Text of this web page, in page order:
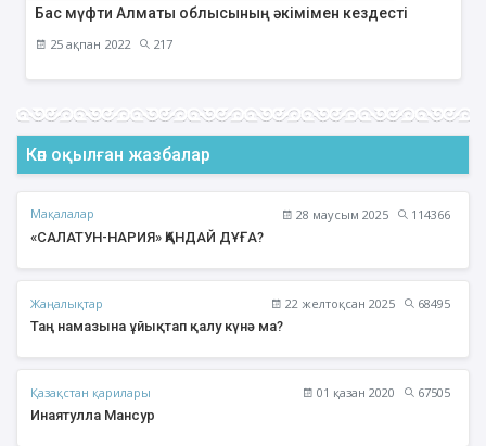
Бас мүфти Алматы облысының әкімімен кездесті
25 ақпан 2022 217
Көп оқылған жазбалар
Мақалалар 28 маусым 2025
114366
«САЛАТУН-НАРИЯ» ҚАНДАЙ ДҰҒА?
Жаңалықтар 22 желтоқсан 2025
68495
Таң намазына ұйықтап қалу күнә ма?
Қазақстан қарилары 01 қазан 2020
67505
Инаятулла Мансур